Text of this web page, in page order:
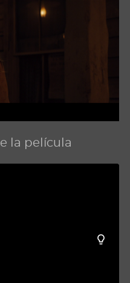
la película